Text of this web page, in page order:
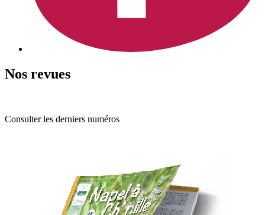
Nos revues
Consulter les derniers numéros